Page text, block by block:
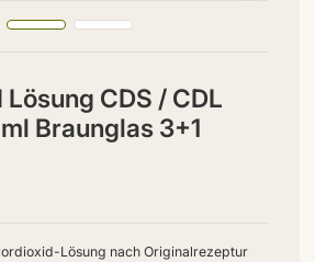
CDS / CDL
Braunglas 3+1
Lösung nach Originalrezeptur